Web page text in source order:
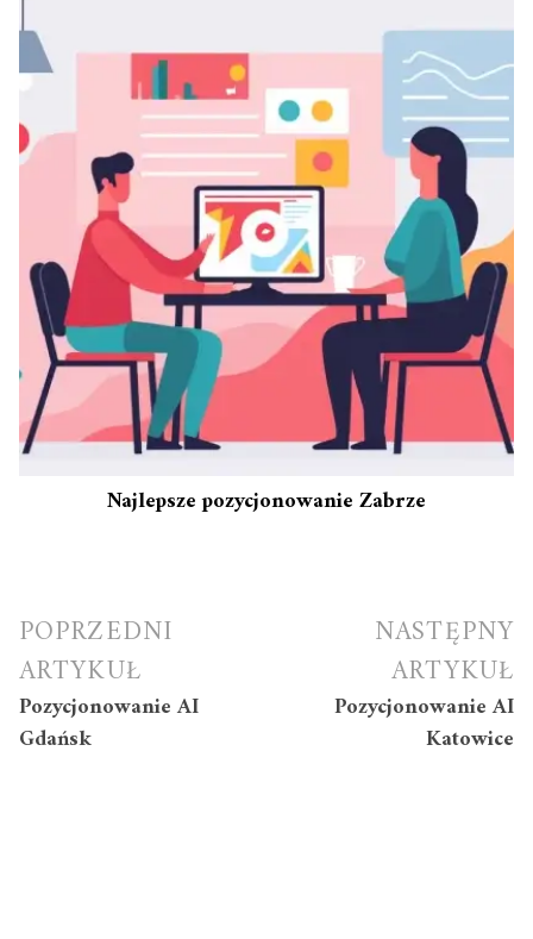
Najlepsze pozycjonowanie Zabrze
Nawigacja
wpisu
POPRZEDNI
ARTYKUŁ
Pozycjonowanie AI
Gdańsk
NASTĘPNY
ARTYKUŁ
Pozycjonowanie AI
Katowice